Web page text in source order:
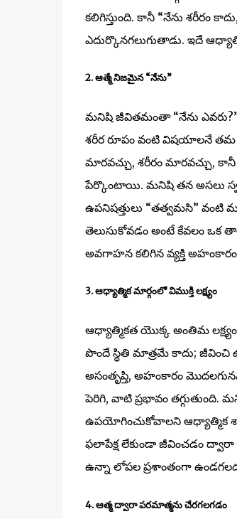
కలిగిస్తుంది. కానీ “నేను శరీరం
ఎదుర్కొనగలుగుతాడు. ఇదే
2. ఆత్మే నిజమైన “నేను”
మనిషి జీవితమంతా “నేను
శరీర రూపం వంటి విషయాలనే తమ
మారవచ్చు, శరీరం మారవచ్చు,
పేర్కొంటాయి. మనిషి తన అసలు
ఉపనిషత్తులు “తత్వమసి”
తెలుసుకోవడం అంటే కేవలం ఒక
అవగాహన కలిగిన వ్యక్తి
3. ఆధ్యాత్మిక మార్గంలో విముక్తి లక్ష్యం
ఆధ్యాత్మికత యొక్క అంతిమ
పొందే స్థితి మాత్రమే కాదు; జీవించి
అసంతృప్తి, అహంకారం
పెరిగి, వాటి ప్రభావం
ఉపయోగించుకోవాలని ఆధ్యాత్మిక
ఫలాపేక్ష లేకుండా జీవించడం
ఉన్నా లోపల ప్రశాంతంగా
4. ఆత్మ ద్వారా పరమాత్మను చేరగలగడం